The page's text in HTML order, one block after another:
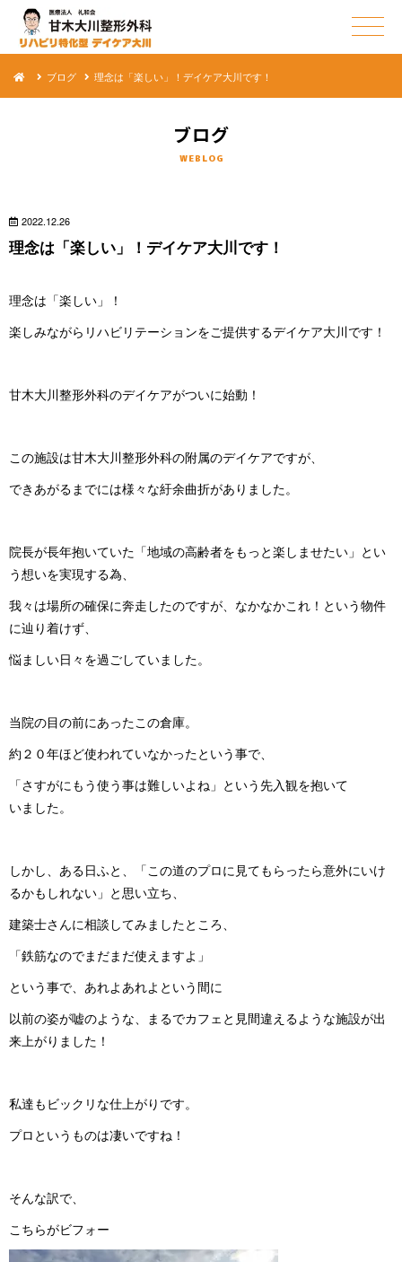
ブログ 理念は「楽しい」！デイケア大川です！
ブ ロ グ
WE B L O G
2022.12.26
理念は「楽しい」！デイケア大 川 で す ！
理念は「楽 し い 」 ！
楽しみながらリハビリテーションをご提供するデイケア大 川 で す ！
甘木大川整形外科のデイケアがつい に 始 動 ！
この施設は甘木大川整形外科の附属のデイケア で す が 、
できあがるまでには様々な紆余曲折があり ま し た 。
院長が長年抱いていた「地域の高齢者をもっと楽しませたい」とい
う想いを実現 す る 為 、
我々は場所の確保に奔走したのですが、なかなかこれ！という物件
に辿り 着 け ず 、
悩ましい日々を過ごしてい ま し た 。
当院の目の前にあったこ の 倉 庫 。
約２０年ほど使われていなかったとい う 事 で 、
「さすがにもう使う事は難しいよね」という先入観を抱いて
い ま し た 。
しかし、ある日ふと、「この道のプロに見てもらったら意外にいけ
るかもしれない」と思 い 立 ち 、
建築士さんに相談してみました と こ ろ 、
「鉄筋なのでまだまだ使え ま す よ 」
という事で、あれよあれよと い う 間 に
以前の姿が嘘のような、まるでカフェと見間違えるような施設が出
来上がり ま し た ！
私達もビックリな仕上が り で す 。
プロというものは凄い で す ね ！
そん な 訳 で 、
こちらが ビ フ ォ ー